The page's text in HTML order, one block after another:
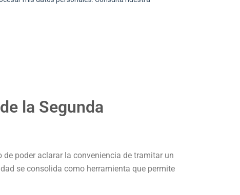
la Segunda
poder aclarar la conveniencia de tramitar un
se consolida como herramienta que permite